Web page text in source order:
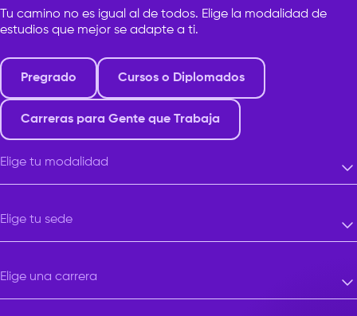
Tu camino no es igual al de todos. Elige la modalidad de
estudios que mejor se adapte a ti.
Pregrado Cursos o Diplomados
Carreras para Gente que Trabaja
Elige tu modalidad
Elige tu sede
Elige una carrera